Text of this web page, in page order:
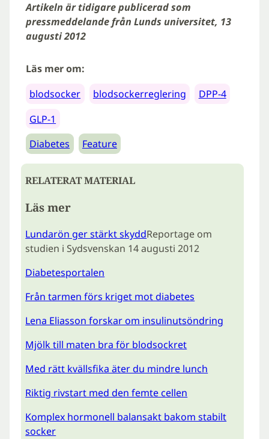
Artikeln är tidigare publicerad som
pressmeddelande från Lunds universitet, 13
augusti 2012
Läs mer om:
blodsocker
blodsockerreglering
DPP-4
GLP-1
Diabetes
Feature
RELATERAT MATERIAL
Läs mer
Lundarön ger stärkt skyddReportage om
studien i Sydsvenskan 14 augusti 2012
Diabetesportalen
Från tarmen förs kriget mot diabetes
Lena Eliasson forskar om insulinutsöndring
Mjölk till maten bra för blodsockret
Med rätt kvällsfika äter du mindre lunch
Riktig rivstart med den femte cellen
Komplex hormonell balansakt bakom stabilt
socker